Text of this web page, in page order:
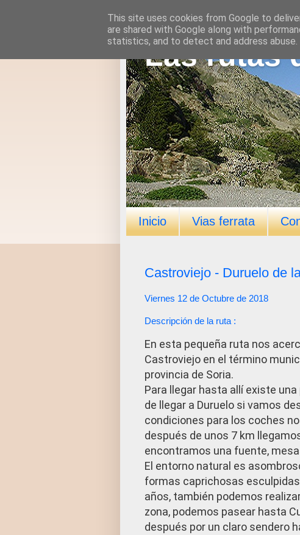
Las rutas
Inicio Vias ferrata
Castroviejo - Duruelo de
Viernes 12 de Octubre de 2018
Descripción de la ruta :
En esta pequeña ruta nos
Castroviejo en el término
provincia de Soria.
Para llegar hasta allí existe
de llegar a Duruelo si vamos
condiciones para los coches
después de unos 7 km
encontramos una fuente,
El entorno natural es
formas caprichosas
años, también podemos
zona, podemos pasear hasta
después por un claro sendero
This site uses cookies from Google to
are shared with Google along with
statistics, and to detect and address abuse.